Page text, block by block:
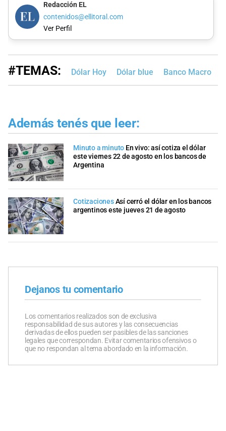
Redacción EL
contenidos@ellitoral.com
Ver Perfil
#TEMAS: Dólar Hoy Dólar blue Banco Macro
Además tenés que leer:
Minuto a minuto En vivo: así cotiza el dólar
este viernes 22 de agosto en los bancos de
Argentina
CotizacionesAsí cerró el dólar en los bancos
argentinos este jueves 21 de agosto
Dejanos tu comentario
Los comentarios realizados son de exclusiva
responsabilidad de sus autores y las consecuencias
derivadas de ellos pueden ser pasibles de las sanciones
legales que correspondan. Evitar comentarios ofensivos o
que no respondan al tema abordado en la información.